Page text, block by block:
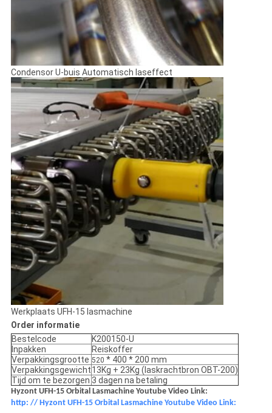
Condensor U-buis Automatisch laseffect
Werkplaats UFH-15 lasmachine
Order informatie
Bestelcode
K200150-U
Inpakken
Reiskoffer
Verpakkingsgrootte 520 * 400 * 200 mm
Verpakkingsgewicht13Kg + 23Kg (laskrachtbron OBT-200)
Tijd om te bezorgen 3 dagen na betaling
Hyzont UFH-15 Orbital Lasmachine Youtube Video Link:
http: // Hyzont UFH-15 Orbital Lasmachine Youtube Video Link: